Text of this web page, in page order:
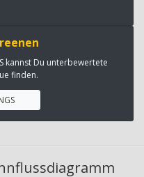
kannst Du unterbewertete
finden.